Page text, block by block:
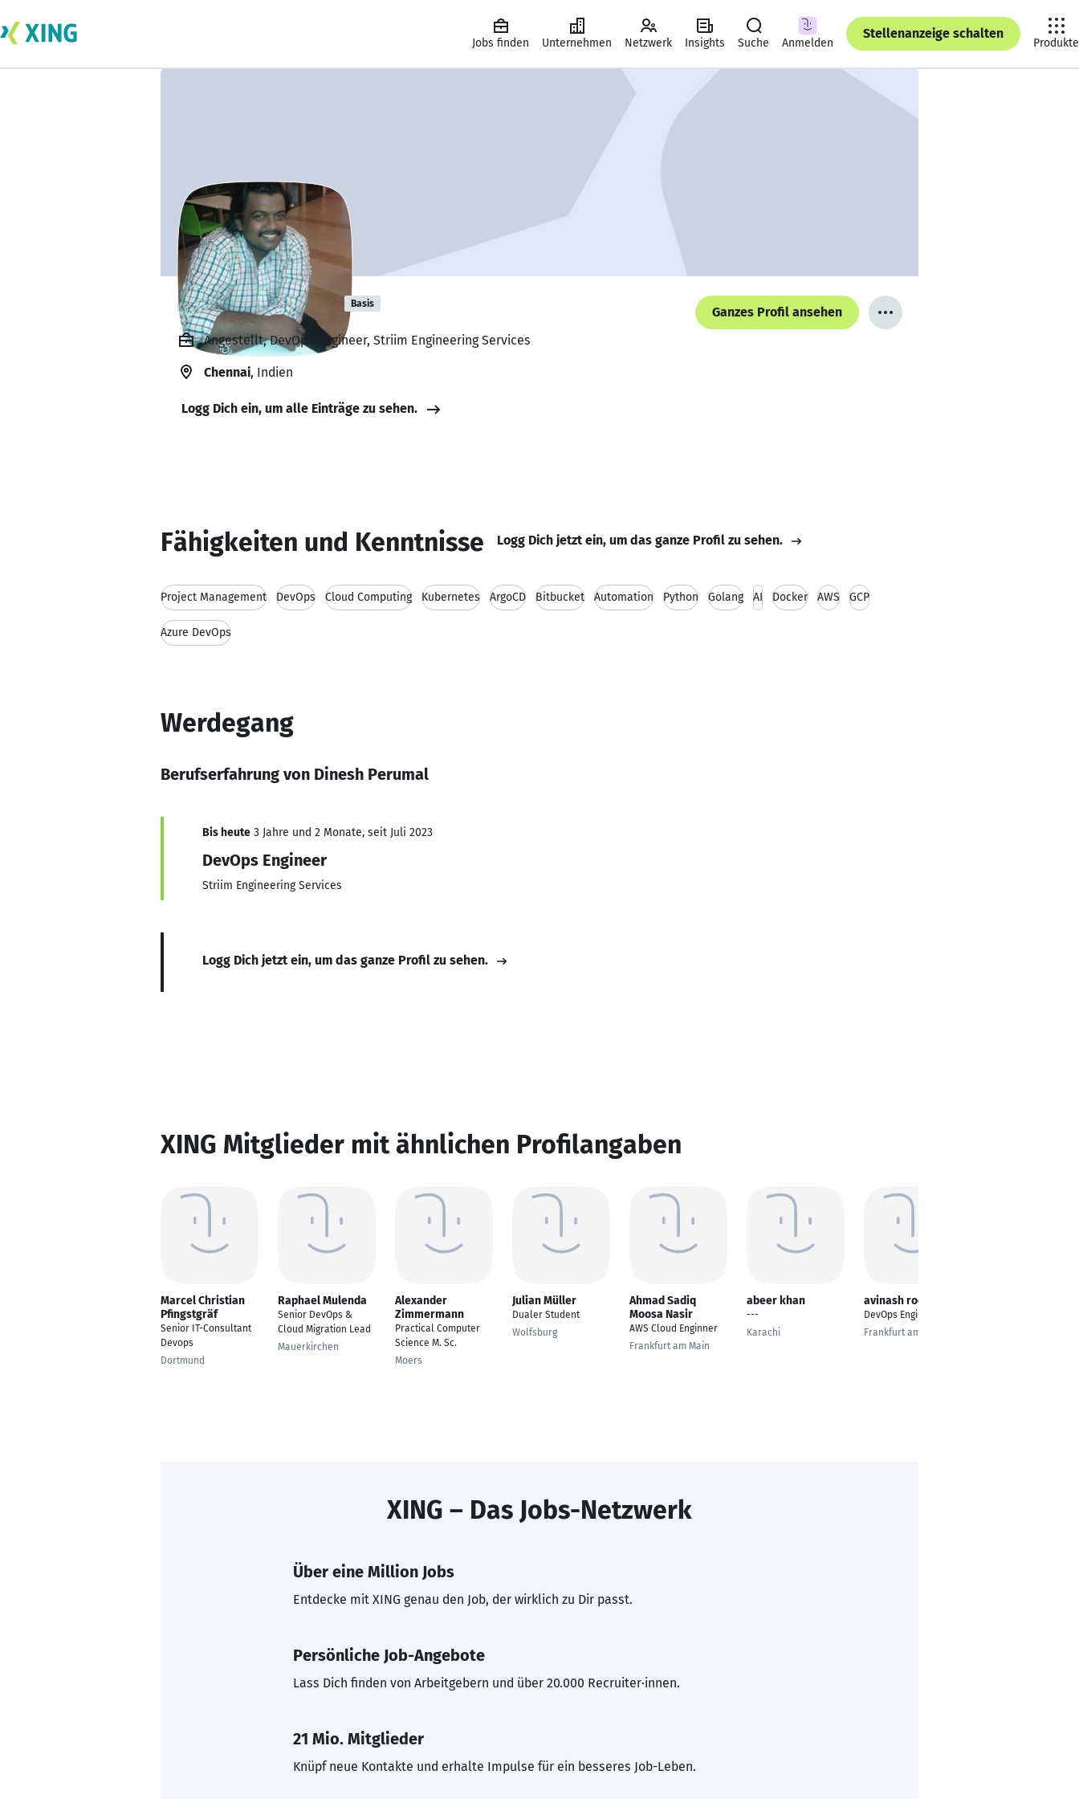
Jobs finden Unternehmen Netzwerk Insights Suche Anmelden
Stellenanzeige schalten
Produkte
Dinesh Perumal Basis
Ganzes Profil ansehen
Angestellt, DevOps Engineer, Striim Engineering Services
Chennai, Indien
Logg Dich ein, um alle Einträge zu sehen.
Fähigkeiten und Kenntnisse Logg Dich jetzt ein, um das ganze Profil zu sehen.
Project Management DevOps Cloud Computing Kubernetes ArgoCD Bitbucket Automation Python Golang AI Docker AWS GCP
Azure DevOps
Werdegang
Berufserfahrung von Dinesh Perumal
Bis heute 3 Jahre und 2 Monate, seit Juli 2023
DevOps Engineer
Striim Engineering Services
Logg Dich jetzt ein, um das ganze Profil zu sehen.
XING Mitglieder mit ähnlichen Profilangaben
Marcel Christian
Pfingstgräf
Senior IT-Consultant
Devops
Dortmund
Raphael Mulenda
Senior DevOps &
Cloud Migration Lead
Mauerkirchen
Alexander
Zimmermann
Practical Computer
Science M. Sc.
Moers
Julian Müller
Dualer Student
Wolfsburg
Ahmad Sadiq
Moosa Nasir
AWS Cloud Enginner
Frankfurt am Main
abeer khan
---
Karachi
avinash rode
DevOps Engineer
Frankfurt am Main
XING – Das Jobs-Netzwerk
Über eine Million Jobs
Entdecke mit XING genau den Job, der wirklich zu Dir passt.
Persönliche Job-Angebote
Lass Dich finden von Arbeitgebern und über 20.000 Recruiter·innen.
21 Mio. Mitglieder
Knüpf neue Kontakte und erhalte Impulse für ein besseres Job-Leben.